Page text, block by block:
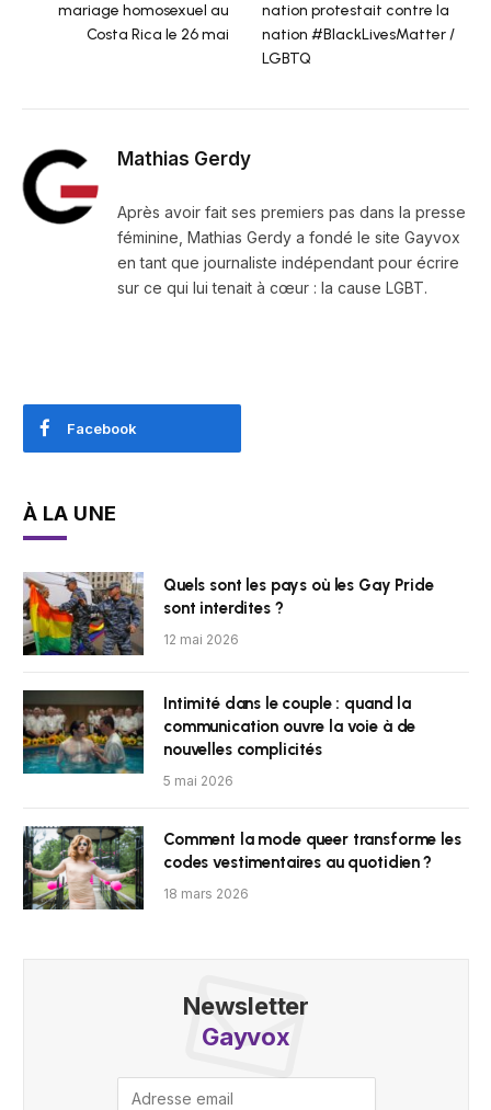
mariage homosexuel au
Costa Rica le 26 mai
nation protestait contre la
nation #BlackLivesMatter /
LGBTQ
Mathias Gerdy
Après avoir fait ses premiers pas dans la presse
féminine, Mathias Gerdy a fondé le site Gayvox
en tant que journaliste indépendant pour écrire
sur ce qui lui tenait à cœur : la cause LGBT.
Facebook
À LA UNE
Quels sont les pays où les Gay Pride
sont interdites ?
12 mai 2026
Intimité dans le couple : quand la
communication ouvre la voie à de
nouvelles complicités
5 mai 2026
Comment la mode queer transforme les
codes vestimentaires au quotidien ?
18 mars 2026
Newsletter
Gayvox